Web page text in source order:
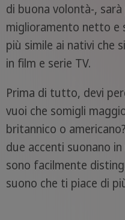
di buona volontà-,
miglioramento netto e
più simile ai nativi che
in film e serie TV.
Prima di tutto, devi
vuoi che somigli
britannico o
due accenti suonano
sono facilmente
suono che ti piace di